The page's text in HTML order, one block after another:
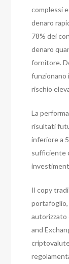
complessi
denaro
78% dei
denaro
fornitore.
funzionano
rischio
La
risultati
inferiore a
sufficiente
Il copy
portafoglio,
autorizzato
and